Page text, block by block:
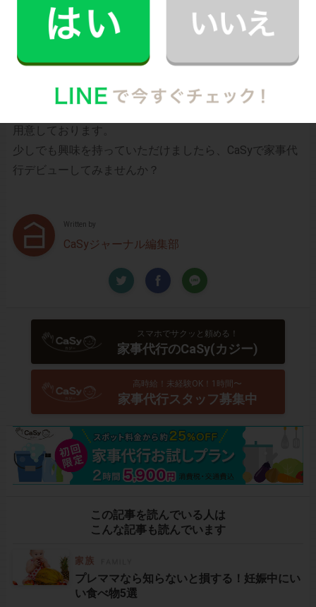
スタッフ･お客様双方への本人確認で安全
万が一の物損も損害保険があるから安心
い…、どんなスタッフが来るのか不安…といった方のため
用意しております。
少しでも興味を持っていただけましたら、CaSyで家事代
行デビューしてみませんか？
Written by
CaSyジャーナル編集部
スマホでサクッと頼める！
家事代行のCaSy(カジー)
高時給！未経験OK！1時間〜
家事代行スタッフ募集中
この記事を読んでいる人は
こんな記事も読んでいます
プレママなら知らないと損する！妊娠中にい
い食べ物5選